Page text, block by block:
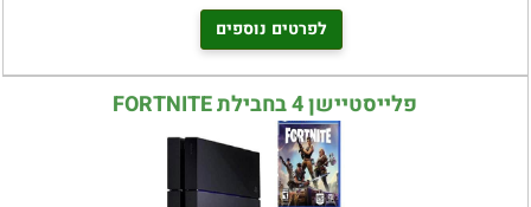
לפרטים נוספים
פלייסטיישן 4 בחבילת FORTNITE